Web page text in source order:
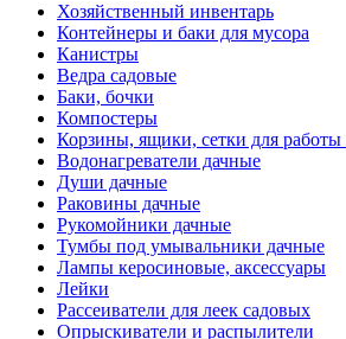
Хозяйственный инвентарь
Контейнеры и баки для мусора
Канистры
Ведра садовые
Баки, бочки
Компостеры
Корзины, ящики, сетки для работы
Водонагреватели дачные
Души дачные
Раковины дачные
Рукомойники дачные
Тумбы под умывальники дачные
Лампы керосиновые, аксессуары
Лейки
Рассеиватели для леек садовых
Опрыскиватели и распылители